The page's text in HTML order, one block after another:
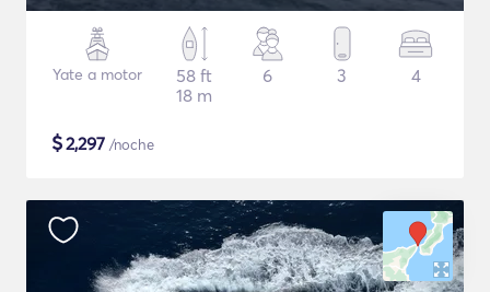
Yate a motor
58 ft
18 m
6 3 4
$2,297 /noche